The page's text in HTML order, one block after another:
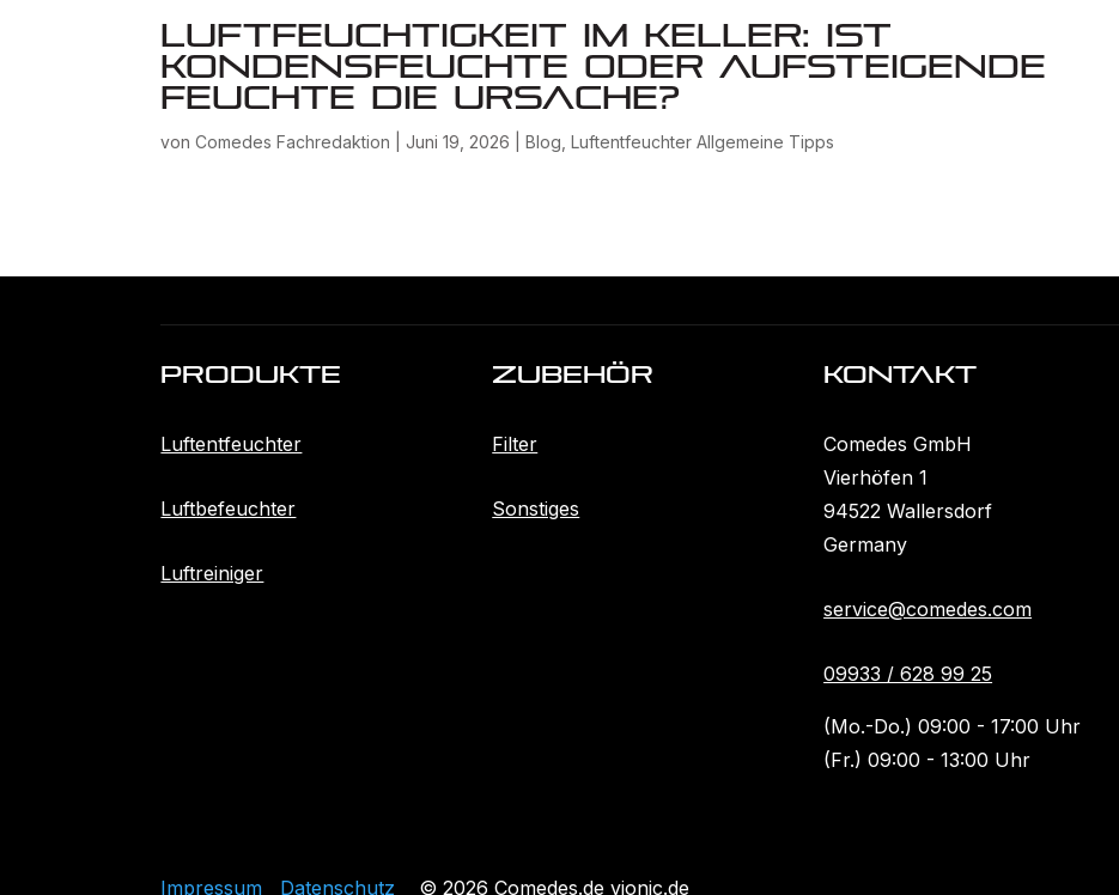
Luftfeuchtigkeit im Keller: Ist
Kondensfeuchte oder aufsteigende
Feuchte die Ursache?
vonComedes Fachredaktion |Juni 19, 2026 |Blog ,Luftentfeuchter Allgemeine Tipps
Produkte
Luftentfeuchter
Luftbefeuchter
Luftreiniger
ZubehöR
Filter
Sonstiges
KONTAKT
Comedes GmbH
Vierhöfen 1
94522 Wallersdorf
Germany
service@comedes.com
09933 / 628 99 25
(Mo.-Do.) 09:00 - 17:00 Uhr
(Fr.) 09:00 - 13:00 Uhr
Impressum Datenschutz © 2026 Comedes.de vionic.de